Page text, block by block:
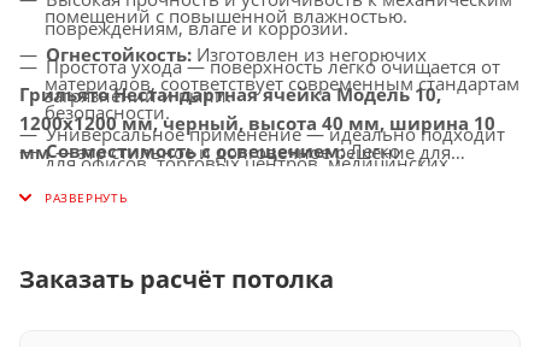
помещений с повышенной влажностью.
Огнестойкость: Изготовлен из негорючих
материалов, соответствует современным стандартам
безопасности.
Совместимость с освещением:Легко
осветительными системами.
повреждениям, влаге и коррозии.
Простота ухода — поверхность легко очищается от
загрязнений и пыли.
Универсальное применение — идеально подходит
для офисов, торговых центров, медицинских
учреждений и других общественных помещений.
Грильято Нестандартная ячейка Модель 10,
1200x1200 мм, черный, высота 40 мм, ширина 10
мм— это стильное и долговечное решение для
которое придаст вашему интерьеру современный и
Заказать расчёт потолка